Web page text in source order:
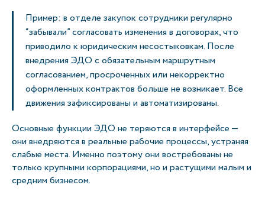
Пример: в отделе закупок сотрудники регулярно
“забывали” согласовать изменения в договорах, что
приводило к юридическим несостыковкам. После
внедрения ЭДО с обязательным маршрутным
согласованием, просроченных или некорректно
оформленных контрактов больше не возникает. Все
движения зафиксированы и автоматизированы.
Основные функции ЭДО не теряются в интерфейсе —
они внедряются в реальные рабочие процессы, устраняя
слабые места. Именно поэтому они востребованы не
только крупными корпорациями, но и растущими малым и
средним бизнесом.